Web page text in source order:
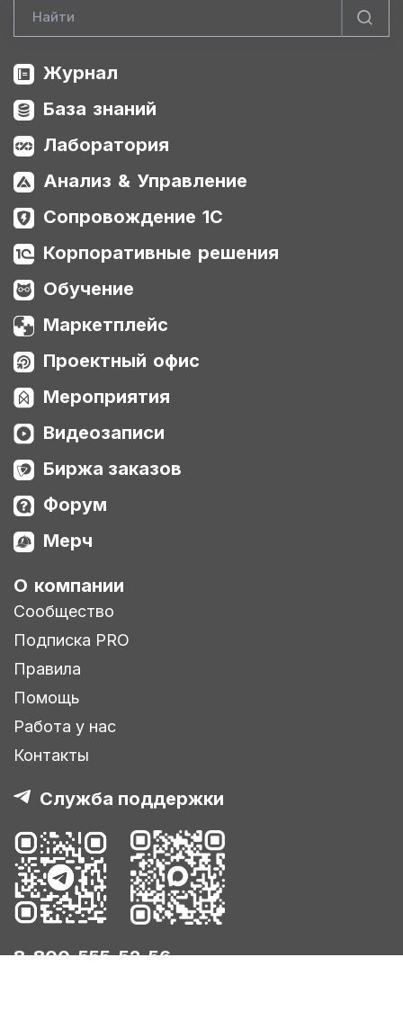
Журнал
База знаний
Лаборатория
Анализ & Управление
Сопровождение 1С
Корпоративные решения
Обучение
Маркетплейс
Проектный офис
Мероприятия
Видеозаписи
Биржа заказов
Форум
Мерч
О компании
Сообщество
Подписка PRO
Правила
Помощь
Работа у нас
Контакты
Служба поддержки
8-800-555-52-56